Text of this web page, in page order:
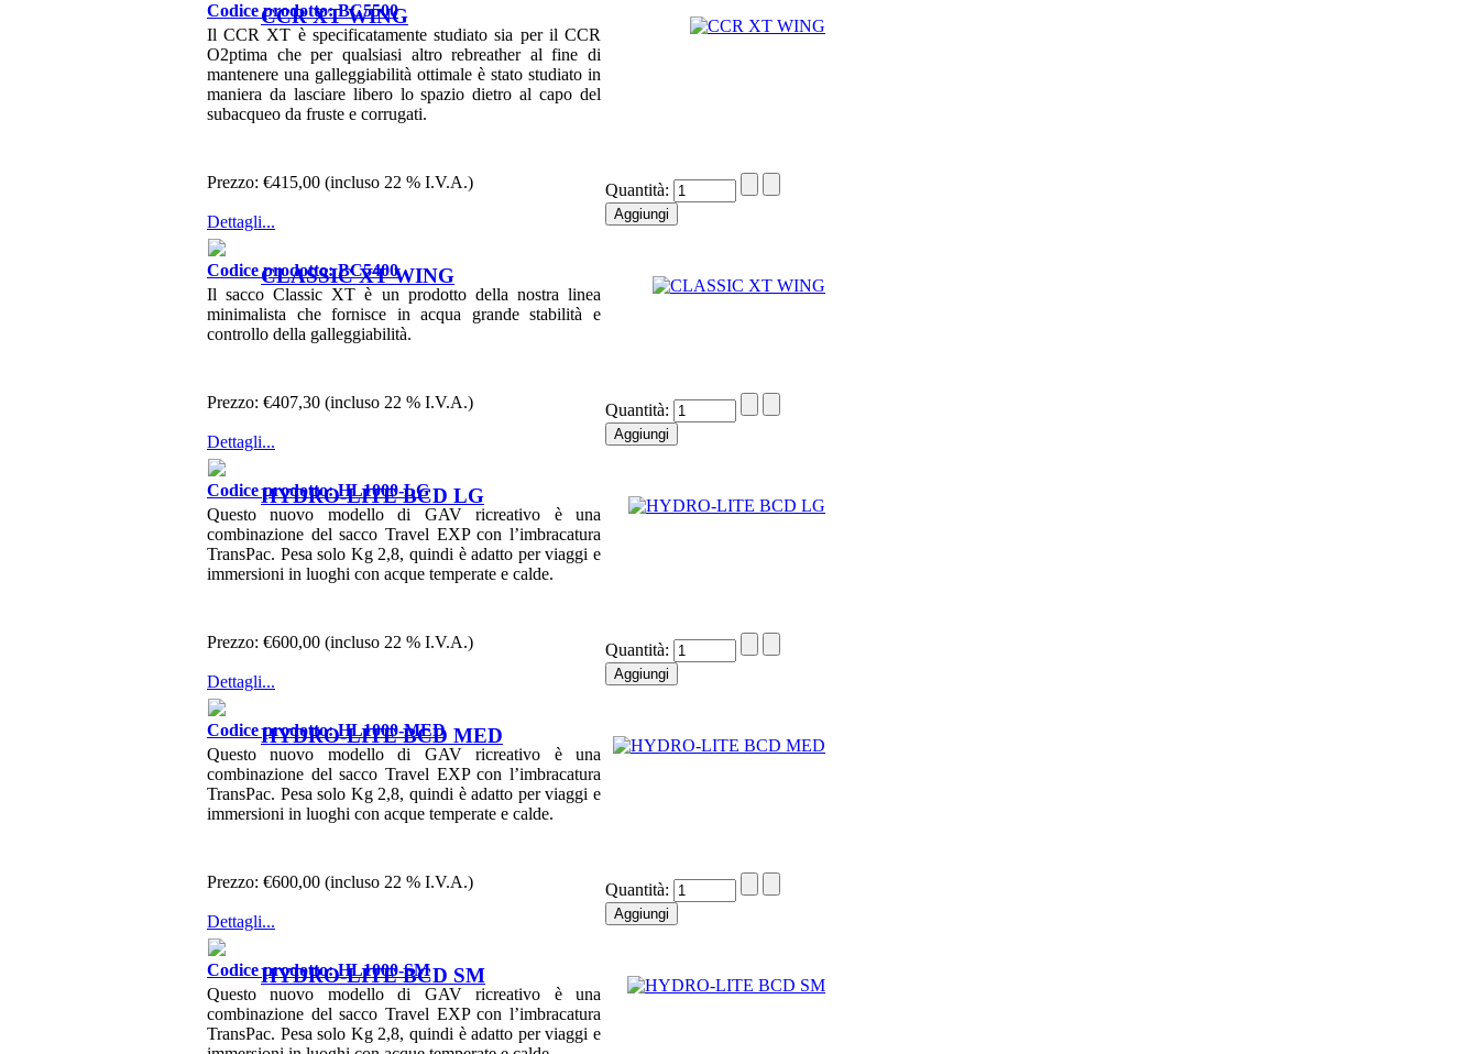
CCR XT WING
Codice prodotto: BC5500
Il CCR XT è specificatamente studiato sia per il CCR
O2ptima che per qualsiasi altro rebreather al fine di
mantenere una galleggiabilità ottimale è stato studiato in
maniera da lasciare libero lo spazio dietro al capo del
subacqueo da fruste e corrugati.
Prezzo: €415,00 (incluso 22 % I.V.A.)
Dettagli...
Quantità:
CLASSIC XT WING
Codice prodotto: BC5400
Il sacco Classic XT è un prodotto della nostra linea
minimalista che fornisce in acqua grande stabilità e
controllo della galleggiabilità.
Prezzo: €407,30 (incluso 22 % I.V.A.)
Dettagli...
Quantità:
HYDRO-LITE BCD LG
Codice prodotto: HL1000-LG
Questo nuovo modello di GAV ricreativo è una
combinazione del sacco Travel EXP con l’imbracatura
TransPac. Pesa solo Kg 2,8, quindi è adatto per viaggi e
immersioni in luoghi con acque temperate e calde.
Prezzo: €600,00 (incluso 22 % I.V.A.)
Dettagli...
Quantità:
HYDRO-LITE BCD MED
Codice prodotto: HL1000-MED
Questo nuovo modello di GAV ricreativo è una
combinazione del sacco Travel EXP con l’imbracatura
TransPac. Pesa solo Kg 2,8, quindi è adatto per viaggi e
immersioni in luoghi con acque temperate e calde.
Prezzo: €600,00 (incluso 22 % I.V.A.)
Dettagli...
Quantità:
HYDRO-LITE BCD SM
Codice prodotto: HL1000-SM
Questo nuovo modello di GAV ricreativo è una
combinazione del sacco Travel EXP con l’imbracatura
TransPac. Pesa solo Kg 2,8, quindi è adatto per viaggi e